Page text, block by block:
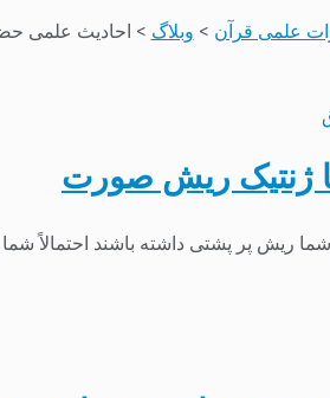
علمی قرآن > وبلاگ > احادیث علمی
ژنتیک ریش صورت
پر پشتی داشته باشند احتمالاً